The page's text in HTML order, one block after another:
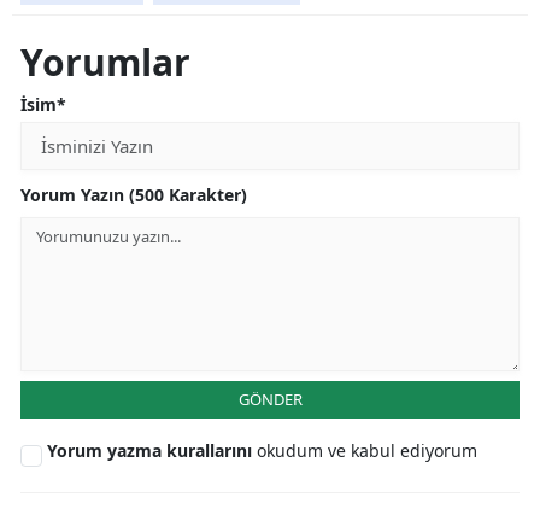
Yorumlar
İsim*
Yorum Yazın (500 Karakter)
GÖNDER
Yorum yazma kurallarını okudum ve kabul ediyorum